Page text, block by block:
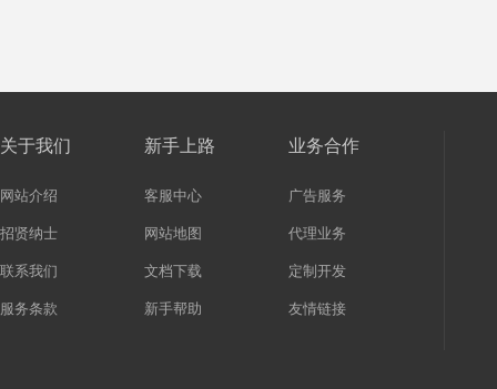
关于我们
网站介绍
招贤纳士
联系我们
服务条款
新手上路
客服中心
网站地图
文档下载
新手帮助
业务合作
广告服务
代理业务
定制开发
友情链接